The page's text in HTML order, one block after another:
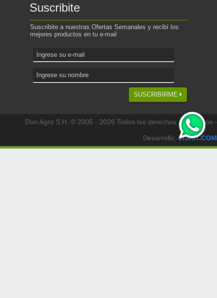
Suscribite
Suscribite a nuestras Ofertas Semanales y recibí los
mejores productos en tu e-mail
SUSCRIBIRME
Don Agro S.H. © 2005 - 2026 Todos los derechos reservados -
Desarrollo: SISKIT.COM